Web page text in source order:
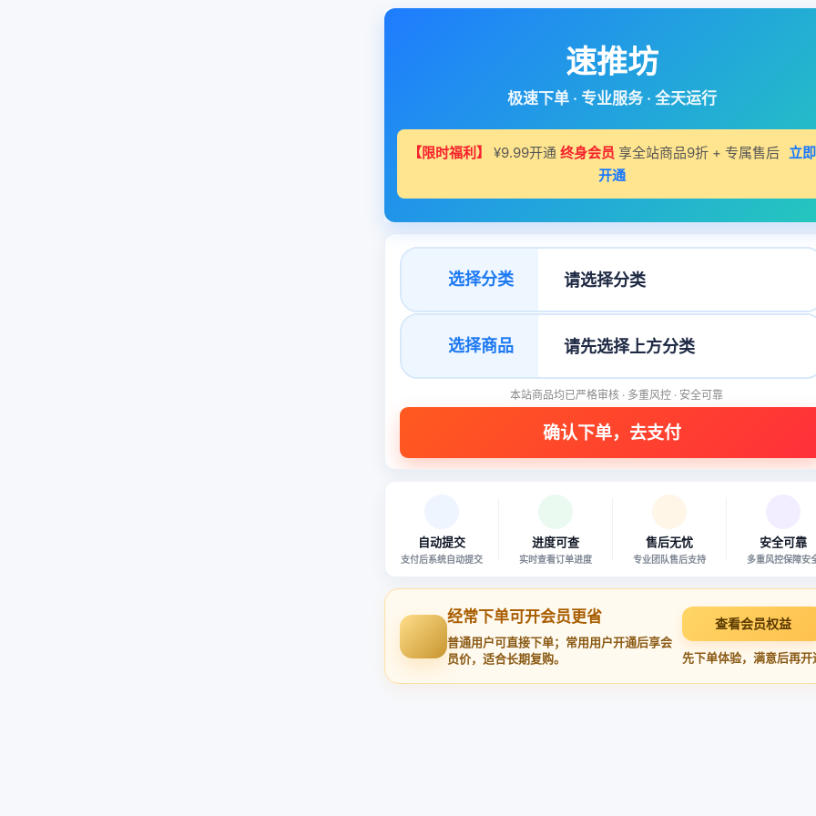
速推坊
极速下单 · 专业服务 · 全天运行
【限时福利】 ¥9.99开通 终身会员 享全站商品9折 + 专属售后 立即
开通
选择分类
选择商品
本站商品均已严格审核 · 多重风控 · 安全可靠
自动提交
支付后系统自动提交
进度可查
实时查看订单进度
售后无忧
专业团队售后支持
安全可靠
多重风控保障安
经常下单可开会员更省
普通用户可直接下单；常用用户开通后享会
员价，适合长期复购。
查看会员权益
先下单体验，满意后再开